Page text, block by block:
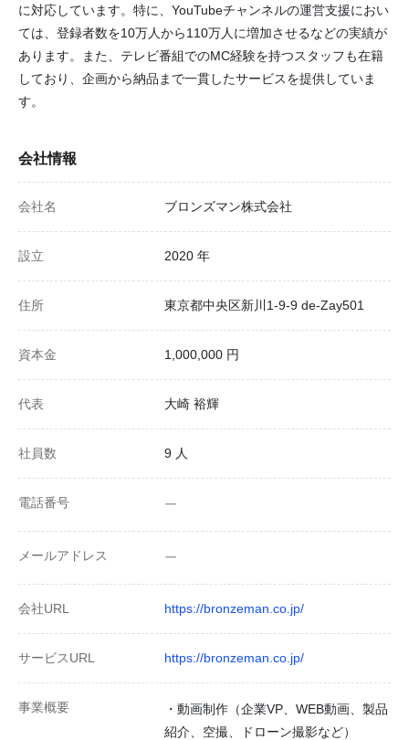
に対応しています。特に、YouTubeチャンネルの運営支援におい
ては、登録者数を10万人から110万人に増加させるなどの実績が
あります。また、テレビ番組でのMC経験を持つスタッフも在籍
しており、企画から納品まで一貫したサービスを提供していま
す。
会社情報
会社名 ブロンズマン株式会社
設立 2020 年
住所 東京都中央区新川1-9-9 de-Zay501
資本金 1,000,000 円
代表 大崎 裕輝
社員数 9 人
電話番号 ー
メールアドレス ー
会社URL https://bronzeman.co.jp/
サービスURL https://bronzeman.co.jp/
事業概要
・動画制作（企業VP、WEB動画、製品
紹介、空撮、ドローン撮影など）